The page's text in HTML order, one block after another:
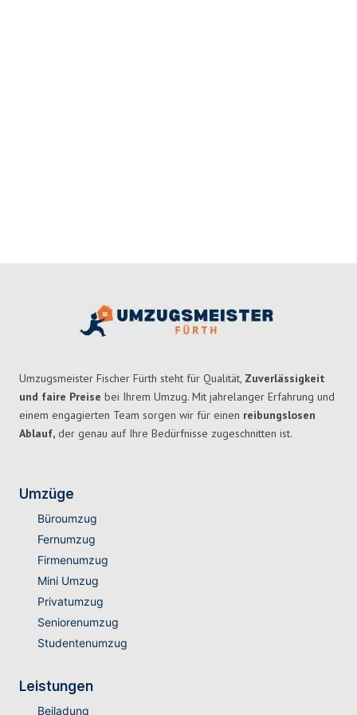
Umzugsmeister Fischer Fürth steht für Qualität, Zuverlässigkeit
und faire Preise bei Ihrem Umzug. Mit jahrelanger Erfahrung und
einem engagierten Team sorgen wir für einen reibungslosen
Ablauf, der genau auf Ihre Bedürfnisse zugeschnitten ist.
Umzüge
Büroumzug
Fernumzug
Firmenumzug
Mini Umzug
Privatumzug
Seniorenumzug
Studentenumzug
Leistungen
Beiladung